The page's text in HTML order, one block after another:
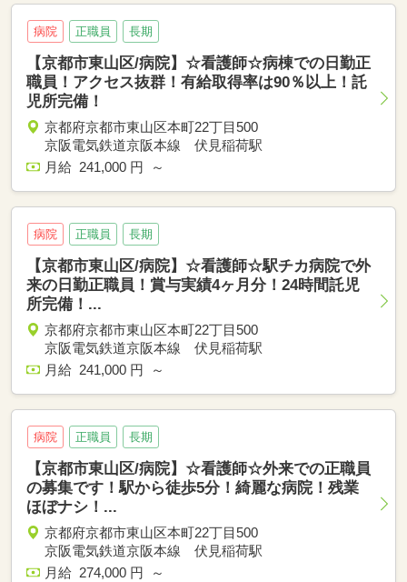
病院 正職員 長期
【京都市東山区/病院】☆看護師☆病棟での日勤正
職員！アクセス抜群！有給取得率は90％以上！託
児所完備！
京都府京都市東山区本町22丁目500
京阪電気鉄道京阪本線 伏見稲荷駅
月給 241,000 円 ～
病院 正職員 長期
【京都市東山区/病院】☆看護師☆駅チカ病院で外
来の日勤正職員！賞与実績4ヶ月分！24時間託児
所完備！...
京都府京都市東山区本町22丁目500
京阪電気鉄道京阪本線 伏見稲荷駅
月給 241,000 円 ～
病院 正職員 長期
【京都市東山区/病院】☆看護師☆外来での正職員
の募集です！駅から徒歩5分！綺麗な病院！残業
ほぼナシ！...
京都府京都市東山区本町22丁目500
京阪電気鉄道京阪本線 伏見稲荷駅
月給 274,000 円 ～